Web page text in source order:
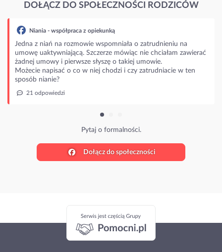
DOŁĄCZ DO SPOŁECZNOŚCI RODZICÓW
z opiekunką
rozmowie wspomniała o zatrudnieniu na
Szczerze mówiąc nie chciałam zawierać
i pierwsze słyszę o takiej umowie.
o co w niej chodzi i czy zatrudniacie w ten
Pytaj o formalności.
Dołącz do społeczności